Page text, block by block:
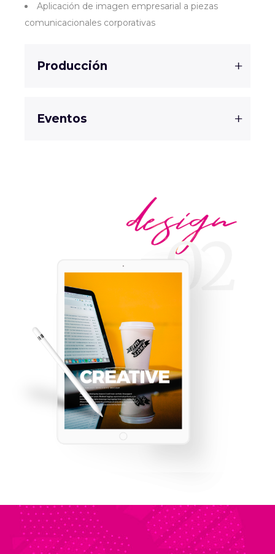
Aplicación de imagen empresarial a piezas
comunicacionales corporativas
Producción
Eventos